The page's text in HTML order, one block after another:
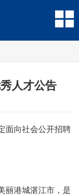
人才公告
面向社会公开招聘
丽港城湛江市，是